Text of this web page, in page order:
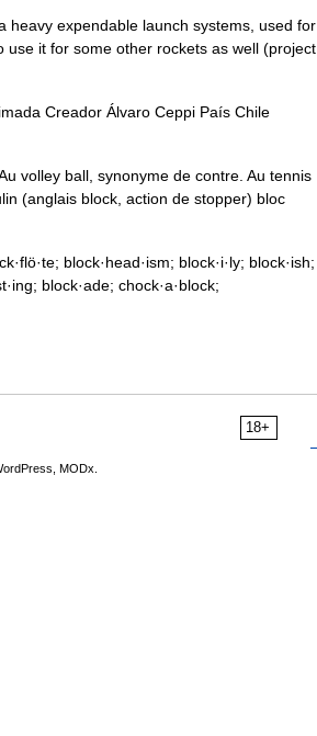
expendable launch systems, used for
it for some other rockets as well (project
Creador Álvaro Ceppi País Chile
volley ball, synonyme de contre. Au tennis
(anglais block, action de stopper) bloc
block·head·ism; block·i·ly; block·ish;
block·ade; chock·a·block;
18+
MODx.